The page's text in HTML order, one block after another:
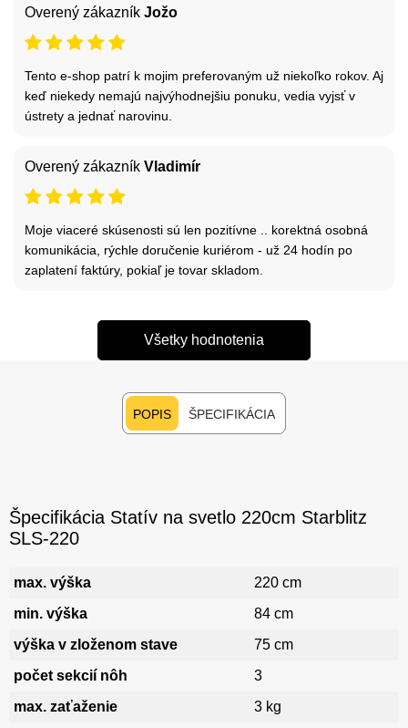
Overený zákazník Jožo
Tento e-shop patrí k mojim preferovaným už niekoľko rokov. Aj
keď niekedy nemajú najvýhodnejšiu ponuku, vedia vyjsť v
ústrety a jednať narovinu.
Overený zákazník Vladimír
Moje viaceré skúsenosti sú len pozitívne .. korektná osobná
komunikácia, rýchle doručenie kuriérom - už 24 hodín po
zaplatení faktúry, pokiaľ je tovar skladom.
Všetky hodnotenia
POPIS ŠPECIFIKÁCIA
Špecifikácia Statív na svetlo 220cm Starblitz
SLS-220
max. výška
220 cm
min. výška
84 cm
výška v zloženom stave
75 cm
počet sekcií nôh
3
max. zaťaženie
3 kg